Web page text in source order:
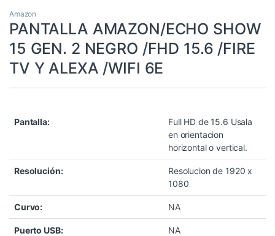
Amazon
PANTALLA AMAZON/ECHO SHOW
15 GEN. 2 NEGRO /FHD 15.6 /FIRE
TV Y ALEXA /WIFI 6E
Pantalla:
Full HD de 15.6 Usala
en orientacion
horizontal o vertical.
Resolución:
Resolucion de 1920 x
1080
Curvo: NA
Puerto USB: NA